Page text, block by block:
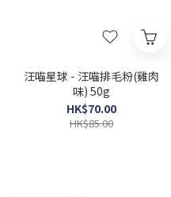
汪喵星球 - 汪喵排毛粉(雞肉
味) 50g
HK$70.00
HK$85.00